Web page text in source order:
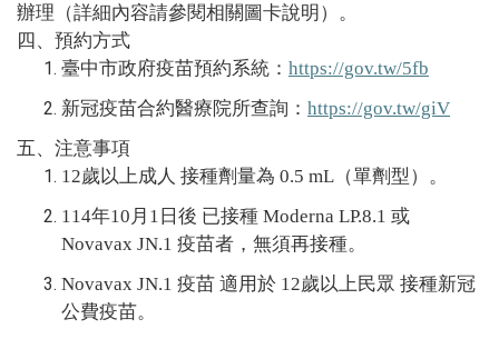
辦理（詳細內容請參閱相關圖卡說明）。
四、預約方式
臺中市政府疫苗預約系統： https://gov.tw/5fb
新冠疫苗合約醫療院所查詢： https://gov.tw/giV
五、注意事項
12歲以上成人 接種劑量為 0.5 mL（單劑型）。
114年10月1日後 已接種 Moderna LP.8.1 或
Novavax JN.1 疫苗者，無須再接種。
Novavax JN.1 疫苗 適用於 12歲以上民眾 接種新冠
公費疫苗。